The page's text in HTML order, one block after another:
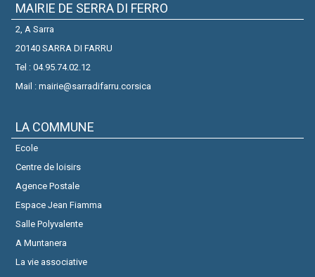
MAIRIE DE SERRA DI FERRO
2, A Sarra
20140 SARRA DI FARRU
Tel : 04.95.74.02.12
Mail : mairie@sarradifarru.corsica
LA COMMUNE
Ecole
Centre de loisirs
Agence Postale
Espace Jean Fiamma
Salle Polyvalente
A Muntanera
La vie associative